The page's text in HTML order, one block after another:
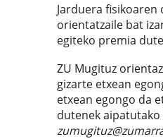
Jarduera
orientatzaile bat
egiteko premia
ZU Mugituz
gizarte etxean
etxean egongo da
dutenek